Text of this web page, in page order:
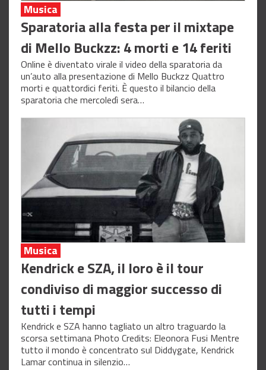
Musica
Sparatoria alla festa per il mixtape
di Mello Buckzz: 4 morti e 14 feriti
Online è diventato virale il video della sparatoria da
un’auto alla presentazione di Mello Buckzz Quattro
morti e quattordici feriti. È questo il bilancio della
sparatoria che mercoledì sera…
Musica
Kendrick e SZA, il loro è il tour
condiviso di maggior successo di
tutti i tempi
Kendrick e SZA hanno tagliato un altro traguardo la
scorsa settimana Photo Credits: Eleonora Fusi Mentre
tutto il mondo è concentrato sul Diddygate, Kendrick
Lamar continua in silenzio…